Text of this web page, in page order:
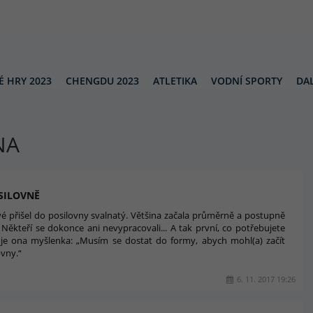
HRY 2023 CHENGDU 2023 ATLETIKA VODNÍ SPORTY
přišel do posilovny svalnatý. Většina začala průměrně a postupně
se dokonce ani nevypracovali... A tak první, co potřebujete
ona myšlenka: „Musím se dostat do formy, abych mohl(a) začít
6. 11. 2017 19:26